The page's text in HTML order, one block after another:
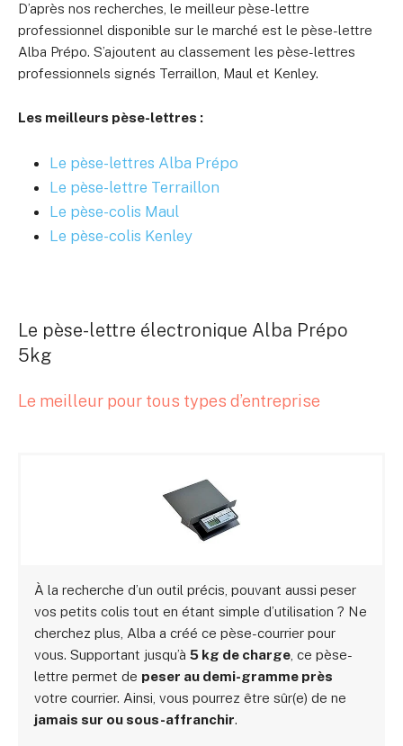
D’après nos recherches, le meilleur pèse-lettre
professionnel disponible sur le marché est le pèse-lettre
Alba Prépo. S’ajoutent au classement les pèse-lettres
professionnels signés Terraillon, Maul et Kenley.
Les meilleurs pèse-lettres :
Le pèse-lettres Alba Prépo
Le pèse-lettre Terraillon
Le pèse-colis Maul
Le pèse-colis Kenley
Le pèse-lettre électronique Alba Prépo
5kg
Le meilleur pour tous types d’entreprise
À la recherche d’un outil précis, pouvant aussi peser
vos petits colis tout en étant simple d’utilisation ? Ne
cherchez plus, Alba a créé ce pèse-courrier pour
vous. Supportant jusqu’à5 kg de charge , ce pèse-
lettre permet de peser au demi-gramme près
votre courrier. Ainsi, vous pourrez être sûr(e) de ne
jamais sur ou sous-affranchir.